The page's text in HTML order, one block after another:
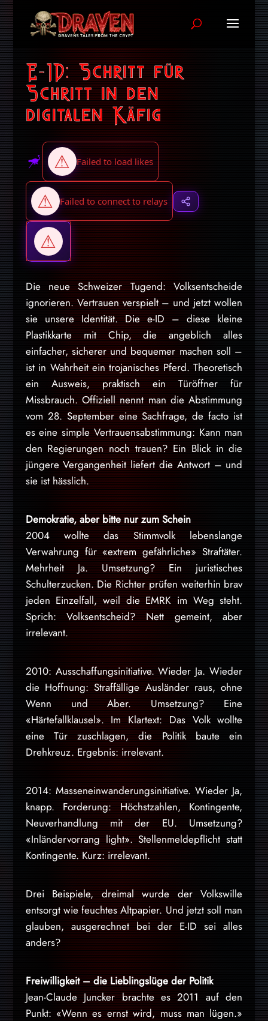
E-ID: Schritt für
Schritt in den
digitalen Käfig
Die neue Schweizer Tugend: Volksentscheide
ignorieren. Vertrauen verspielt – und jetzt wollen
sie unsere Identität. Die e-ID – diese kleine
Plastikkarte mit Chip, die angeblich alles
einfacher, sicherer und bequemer machen soll –
ist in Wahrheit ein trojanisches Pferd. Theoretisch
ein Ausweis, praktisch ein Türöffner für
Missbrauch. Offiziell nennt man die Abstimmung
vom 28. September eine Sachfrage, de facto ist
es eine simple Vertrauensabstimmung: Kann man
den Regierungen noch trauen? Ein Blick in die
jüngere Vergangenheit liefert die Antwort – und
sie ist hässlich.
Demokratie, aber bitte nur zum Schein
2004 wollte das Stimmvolk lebenslange
Verwahrung für «extrem gefährliche» Straftäter.
Mehrheit Ja. Umsetzung? Ein juristisches
Schulterzucken. Die Richter prüfen weiterhin brav
jeden Einzelfall, weil die EMRK im Weg steht.
Sprich: Volksentscheid? Nett gemeint, aber
irrelevant.
2010: Ausschaffungsinitiative. Wieder Ja. Wieder
die Hoffnung: Straffällige Ausländer raus, ohne
Wenn und Aber. Umsetzung? Eine
«Härtefallklausel». Im Klartext: Das Volk wollte
eine Tür zuschlagen, die Politik baute ein
Drehkreuz. Ergebnis: irrelevant.
2014: Masseneinwanderungsinitiative. Wieder Ja,
knapp. Forderung: Höchstzahlen, Kontingente,
Neuverhandlung mit der EU. Umsetzung?
«Inländervorrang light». Stellenmeldepflicht statt
Kontingente. Kurz: irrelevant.
Drei Beispiele, dreimal wurde der Volkswille
entsorgt wie feuchtes Altpapier. Und jetzt soll man
glauben, ausgerechnet bei der E-ID sei alles
anders?
Freiwilligkeit – die Lieblingslüge der Politik
Jean-Claude Juncker brachte es 2011 auf den
Punkt: «Wenn es ernst wird, muss man lügen.»